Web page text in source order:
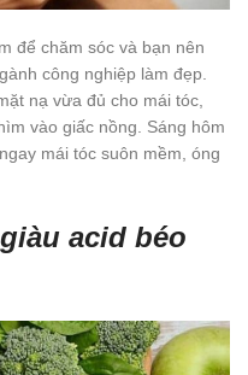
để chăm sóc và bạn nên
công nghiệp làm đẹp.
nạ vừa đủ cho mái tóc,
vào giấc nồng. Sáng hôm
mái tóc suôn mềm, óng
acid béo